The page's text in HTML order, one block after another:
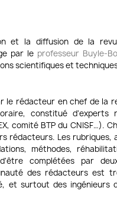
et la diffusion de la
par le professeur Buyle-
scientifiques et
le rédacteur en chef de la
constitué d'experts
comité BTP du CNISF…).
rédacteurs. Les rubriques,
méthodes,
complétées par
des rédacteurs est
et surtout des ingénieurs